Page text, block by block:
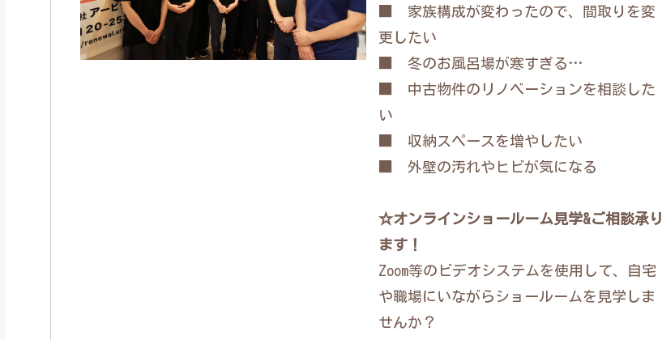
■ 家族構成が変わったので、間取りを変
更したい
■ 冬のお風呂場が寒すぎる…
■ 中古物件のリノベーションを相談した
い
■ 収納スペースを増やしたい
■ 外壁の汚れやヒビが気になる
☆オンラインショールーム見学&ご相談承り
ます！
Zoom等のビデオシステムを使用して、自宅
や職場にいながらショールームを見学しま
せんか？